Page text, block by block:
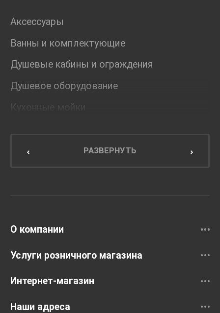
Аксессуары
Ванны и комплектующие
Душевые кабины и ограждения
Душевое оборудование
Кухонные мойки
Мебель для кухниРАЗВЕРНУТЬ
О компании
Услуги розничного магазина
Интернет-магазин
Наши адреса